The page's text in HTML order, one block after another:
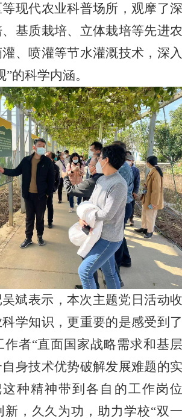
现代农业科普场所，观摩了深
基质栽培、立体栽培等先进农
、喷灌等节水灌溉技术，深入
的科学内涵。
斌表示，本次主题党日活动收
学知识，更重要的是感受到了
作者“直面国家战略需求和基层
身技术优势破解发展难题的实
种精神带到各自的工作岗位
，久久为功，助力学校“双一